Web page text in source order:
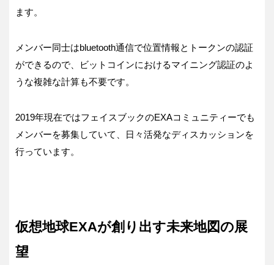
ます。
メンバー同士はbluetooth通信で位置情報とトークンの認証
ができるので、ビットコインにおけるマイニング認証のよ
うな複雑な計算も不要です。
2019年現在ではフェイスブックのEXAコミュニティーでも
メンバーを募集していて、日々活発なディスカッションを
行っています。
仮想地球EXAが創り出す未来地図の展
望